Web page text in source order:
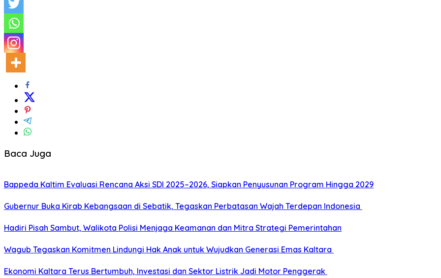
Baca Juga
Bappeda Kaltim Evaluasi Rencana Aksi SDI 2025–2026, Siapkan Penyusunan Program Hingga 2029
Gubernur Buka Kirab Kebangsaan di Sebatik, Tegaskan Perbatasan Wajah Terdepan Indonesia
Hadiri Pisah Sambut, Walikota Polisi Menjaga Keamanan dan Mitra Strategi Pemerintahan
Wagub Tegaskan Komitmen Lindungi Hak Anak untuk Wujudkan Generasi Emas Kaltara
Ekonomi Kaltara Terus Bertumbuh, Investasi dan Sektor Listrik Jadi Motor Penggerak